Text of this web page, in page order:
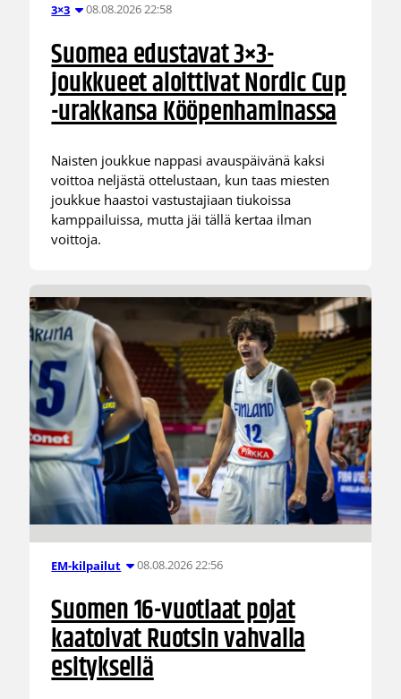
3×3 08.08.2026 22:58
Suomea edustavat 3×3-
joukkueet aloittivat Nordic Cup
-urakkansa Kööpenhaminassa
Naisten joukkue nappasi avauspäivänä kaksi
voittoa neljästä ottelustaan, kun taas miesten
joukkue haastoi vastustajiaan tiukoissa
kamppailuissa, mutta jäi tällä kertaa ilman
voittoja.
EM-kilpailut 08.08.2026 22:56
Suomen 16-vuotiaat pojat
kaatoivat Ruotsin vahvalla
esityksellä